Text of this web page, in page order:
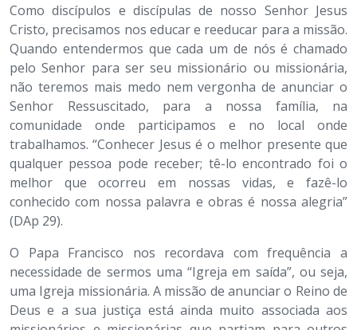
Como discípulos e discípulas de nosso Senhor Jesus
Cristo, precisamos nos educar e reeducar para a missão.
Quando entendermos que cada um de nós é chamado
pelo Senhor para ser seu missionário ou missionária,
não teremos mais medo nem vergonha de anunciar o
Senhor Ressuscitado, para a nossa família, na
comunidade onde participamos e no local onde
trabalhamos. “Conhecer Jesus é o melhor presente que
qualquer pessoa pode receber; tê-lo encontrado foi o
melhor que ocorreu em nossas vidas, e fazê-lo
conhecido com nossa palavra e obras é nossa alegria”
(DAp 29).
O Papa Francisco nos recordava com frequência a
necessidade de sermos uma “Igreja em saída”, ou seja,
uma Igreja missionária. A missão de anunciar o Reino de
Deus e a sua justiça está ainda muito associada aos